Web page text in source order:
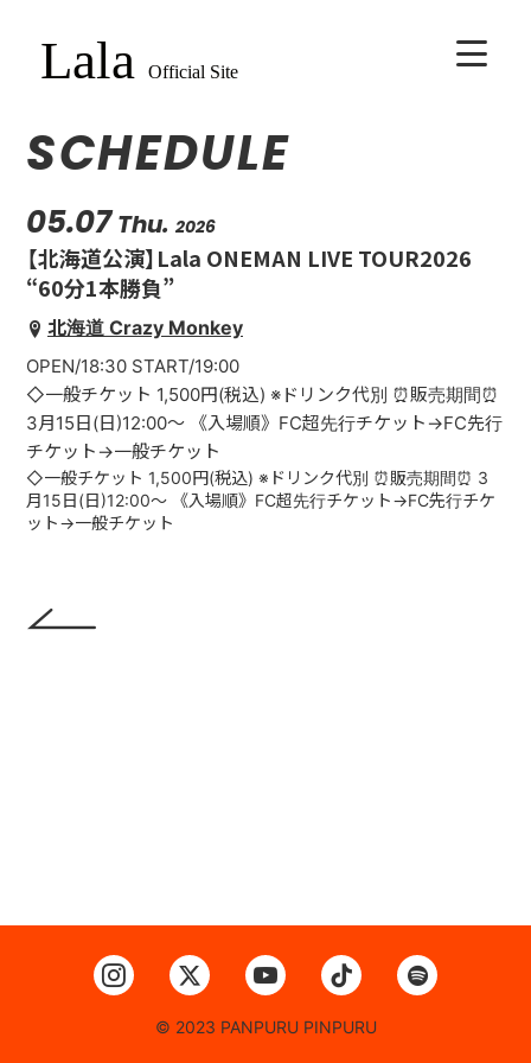
HOME
BIOGRAPHY
VIDEO
DISCOGRAPHY
CONTACT
SCHEDULE
05.07Thu. 2026
【北海道公演】Lala ONEMAN LIVE TOUR2026
“60分1本勝負”
北海道 Crazy Monkey
OPEN/18:30 START/19:00
◇一般チケット 1,500円(税込) ※ドリンク代別 ⏰販売期間⏰
3月15日(日)12:00〜 《入場順》FC超先行チケット→FC先行
チケット→一般チケット
◇一般チケット 1,500円(税込) ※ドリンク代別 ⏰販売期間⏰ 3
月15日(日)12:00〜 《入場順》FC超先行チケット→FC先行チケ
ット→一般チケット
© 2023 PANPURU PINPURU